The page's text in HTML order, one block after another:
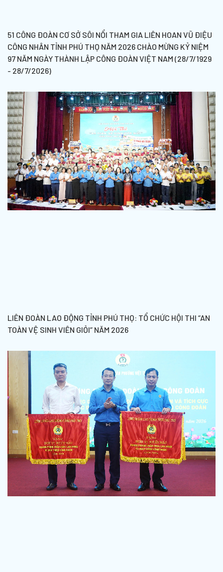
51 CÔNG ĐOÀN CƠ SỞ SÔI NỔI THAM GIA LIÊN HOAN VŨ ĐIỆU
CÔNG NHÂN TỈNH PHÚ THỌ NĂM 2026 CHÀO MỪNG KỶ NIỆM
97 NĂM NGÀY THÀNH LẬP CÔNG ĐOÀN VIỆT NAM (28/7/1929
- 28/7/2026)
LIÊN ĐOÀN LAO ĐỘNG TỈNH PHÚ THỌ: TỔ CHỨC HỘI THI “AN
TOÀN VỆ SINH VIÊN GIỎI” NĂM 2026